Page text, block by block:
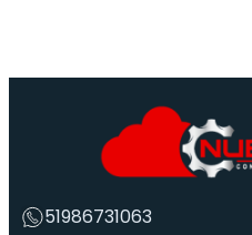
51986731063